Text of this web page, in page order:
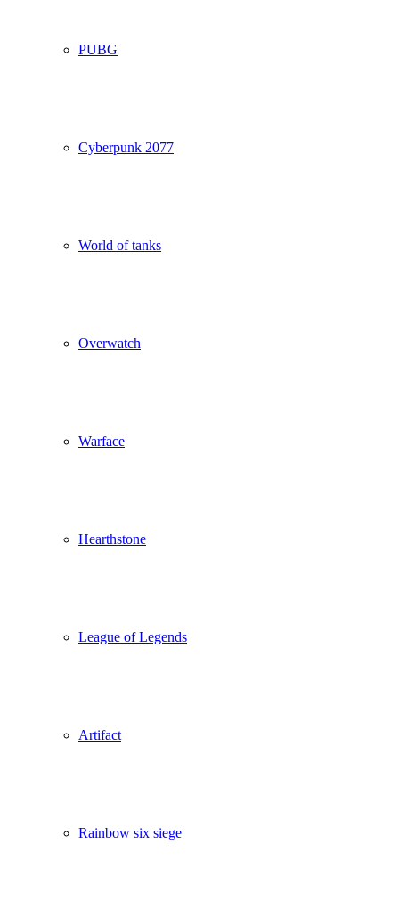
PUBG
Cyberpunk 2077
World of tanks
Overwatch
Warface
Hearthstone
League of Legends
Artifact
Rainbow six siege